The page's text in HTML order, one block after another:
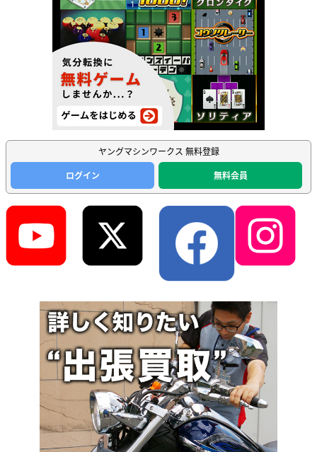
ヤングマシンワークス 無料登録
ログイン
無料会員